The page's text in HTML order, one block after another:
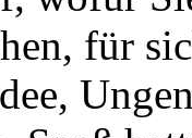
für